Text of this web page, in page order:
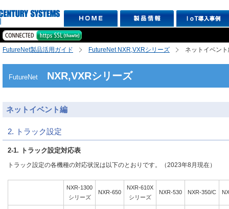
FutureNet製品活用ガイド FutureNet NXR,VXRシリーズ ネットイベン
FutureNet NXR,VXRシリーズ
ネットイベント編
2. トラック設定
2-1. トラック設定対応表
トラック設定の各機種の対応状況は以下のとおりです。（2023年8月現在）
NXR-1300
シリーズ
NXR-650
NXR-610X
シリーズ
NXR-530 NXR-350/C